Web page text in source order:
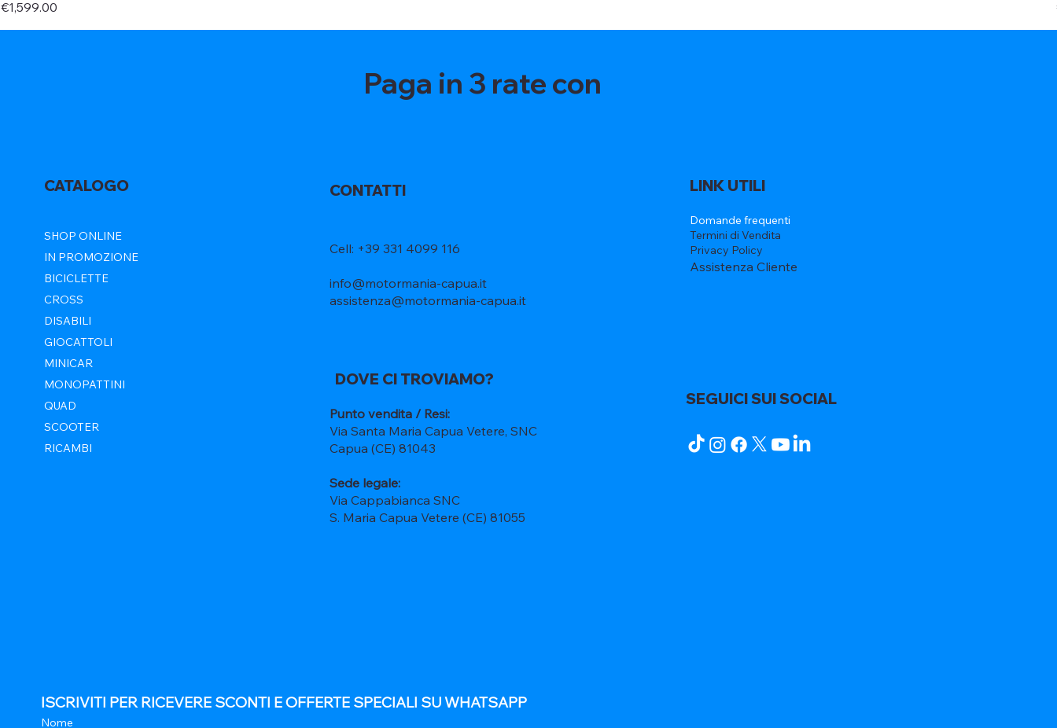
Price
€1,599.00
Paga in 3 rate con
CATALOGO
SHOP ONLINE
IN PROMOZIONE
BICICLETTE
CROSS
DISABILI
GIOCATTOLI
MINICAR
MONOPATTINI
QUAD
SCOOTER
RICAMBI
CONTATTI
Cell: +39 331 4099 116
info@motormania-capua.it
assistenza@motormania-capua.it
DOVE CI TROVIAMO?
Punto vendita / Resi:
Via Santa Maria Capua Vetere, SNC
Capua (CE) 81043
Sede legale:
Via Cappabianca SNC
S. Maria Capua Vetere (CE) 81055
LINK UTILI
Domande frequenti
Termini di Vendita
Privacy Policy
Assistenza Cliente
SEGUICI SUI SOCIAL
ISCRIVITI PER RICEVERE SCONTI E OFFERTE SPECIALI SU WHATSAPP
Nome